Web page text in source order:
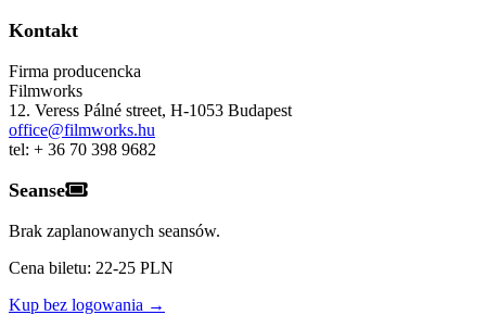
Kontakt
Firma producencka
Filmworks
12. Veress Pálné street, H-1053 Budapest
office@filmworks.hu
tel: + 36 70 398 9682
Seanse
Brak zaplanowanych seansów.
Cena biletu: 22-25 PLN
Kup bez logowania →